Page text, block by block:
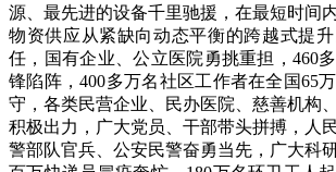
源、最先进的设备千里驰援，在最短时间
物资供应从紧缺向动态平衡的跨越式提
任，国有企业、公立医院勇挑重担，460
锋陷阵，400多万名社区工作者在全国65
守，各类民营企业、民办医院、慈善机构
积极出力，广大党员、干部带头拼搏，人
警部队官兵、公安民警奋勇当先，广大科